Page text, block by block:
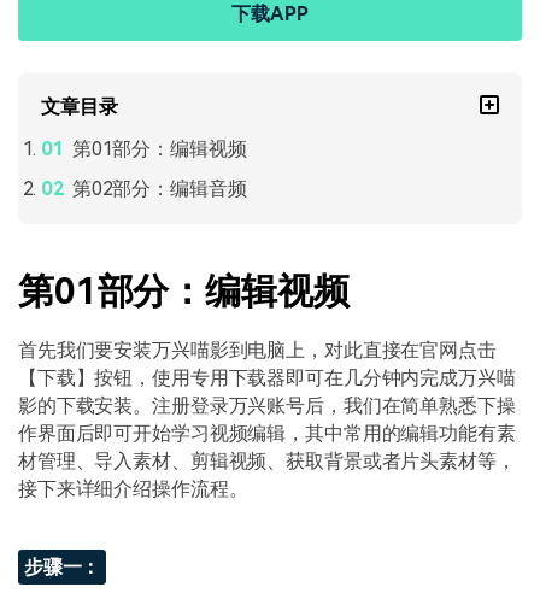
下载APP
文章目录
第01部分：编辑视频
第02部分：编辑音频
第01部分：编辑视频
首先我们要安装万兴喵影到电脑上，对此直接在官网点击
【下载】按钮，使用专用下载器即可在几分钟内完成万兴喵
影的下载安装。注册登录万兴账号后，我们在简单熟悉下操
作界面后即可开始学习视频编辑，其中常用的编辑功能有素
材管理、导入素材、剪辑视频、获取背景或者片头素材等，
接下来详细介绍操作流程。
步骤一：